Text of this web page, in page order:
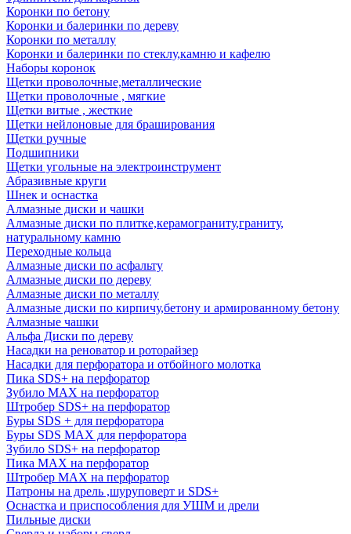
Коронки по бетону
Коронки и балеринки по дереву
Коронки по металлу
Коронки и балеринки по стеклу,камню и кафелю
Наборы коронок
Щетки проволочные,металлические
Щетки проволочные , мягкие
Щетки витые , жесткие
Щетки нейлоновые для браширования
Щетки ручные
Подшипники
Щетки угольные на электроинструмент
Абразивные круги
Шнек и оснастка
Алмазные диски и чашки
Алмазные диски по плитке,керамограниту,граниту,
натуральному камню
Переходные кольца
Алмазные диски по асфальту
Алмазные диски по дереву
Алмазные диски по металлу
Алмазные диски по кирпичу,бетону и армированному бетону
Алмазные чашки
Альфа Диски по дереву
Насадки на реноватор и роторайзер
Насадки для перфоратора и отбойного молотка
Пика SDS+ на перфоратор
Зубило MAX на перфоратор
Штробер SDS+ на перфоратор
Буры SDS + для перфоратора
Буры SDS MAX для перфоратора
Зубило SDS+ на перфоратор
Пика MAX на перфоратор
Штробер MAX на перфоратор
Патроны на дрель ,шуруповерт и SDS+
Оснастка и приспособления для УШМ и дрели
Пильные диски